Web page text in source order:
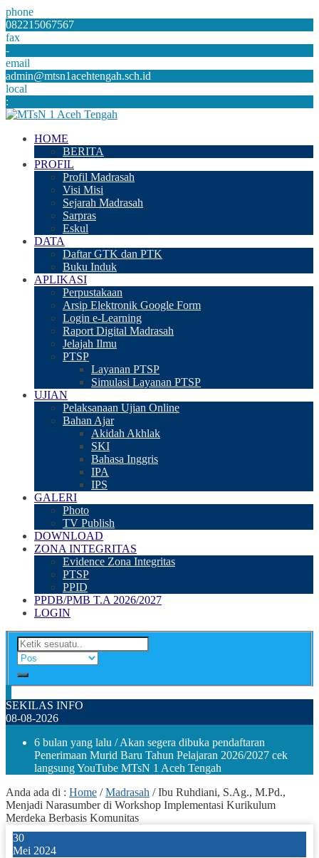
phone
082215067567
fax
-
email
admin@mtsn1acehtengah.sch.id
local
:
HOME
BERITA
PROFIL
Profil Madrasah
Visi Misi
Sejarah Madrasah
Sarpras
Eskul
DATA
Daftar GTK dan PTK
Buku Induk
APLIKASI
Perpustakaan
Arsip Elektronik Google Form
Login e-Learning
Raport Digital Madrasah
Jelajah Ilmu
PTSP
Layanan PTSP
Simulasi Layanan PTSP
UJIAN
Pelaksanaan Ujian Online
Bahan Ajar
Akidah Akhlak
SKI
Bahasa Inggris
IPA
IPS
GALERI
Photo
TV Publish
DOWNLOAD
ZONA INTEGRITAS
Evidence Zona Integritas
PTSP
PPID
PPDB/PMB T.A 2026/2027
LOGIN
SEKILAS INFO
08-08-2026
6 bulan yang lalu / Akan segera dibuka pendaftaran
Penerimaan Murid Baru Tahun Pelajaran 2026/2027 cek
langsung YouTube MTsN 1 Aceh Tengah
Anda ada di : Home /Madrasah /Ibu Ruhdiani, S.Ag., M.Pd.,
Menjadi Narasumber di Workshop Implementasi Kurikulum
Merdeka Berbasis Komunitas
30
Mei 2024